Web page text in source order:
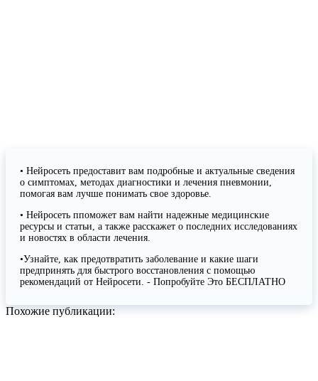
• Нейросеть предоставит вам подробные и актуальные сведения
о симптомах, методах диагностики и лечения пневмонии,
помогая вам лучше понимать свое здоровье.
• Нейросеть ппоможет вам найти надежные медицинские
ресурсы и статьи, а также расскажет о последних исследованиях
и новостях в области лечения.
•Узнайте, как предотвратить заболевание и какие шаги
предпринять для быстрого восстановления с помощью
рекомендаций от Нейросети. - Попробуйте Это БЕСПЛАТНО
Похожие публикации: